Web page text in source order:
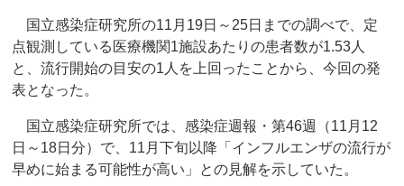
国立感染症研究所の11月19日～25日までの調べで、定
点観測している医療機関1施設あたりの患者数が1.53人
と、流行開始の目安の1人を上回ったことから、今回の発
表となった。
国立感染症研究所では、感染症週報・第46週（11月12
日～18日分）で、11月下旬以降「インフルエンザの流行が
早めに始まる可能性が高い」との見解を示していた。